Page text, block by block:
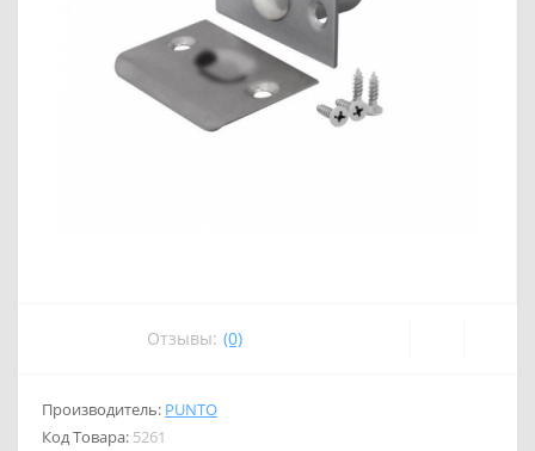
Отзывы: (0)
Производитель: PUNTO
Код Товара: 5261